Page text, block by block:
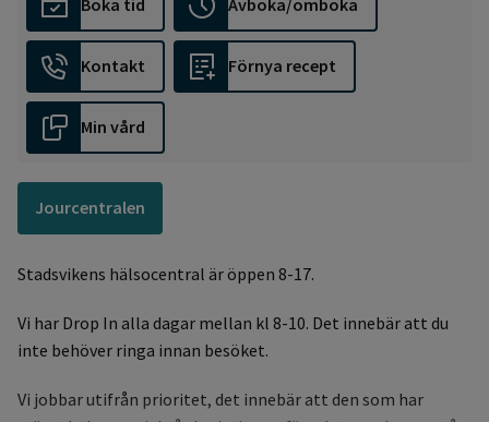
Boka tid Avboka/omboka
Kontakt Förnya recept
Min vård
Jourcentralen
Stadsvikens hälsocentral är öppen 8-17.
Vi har Drop In alla dagar mellan kl 8-10. Det innebär att du
inte behöver ringa innan besöket.
Vi jobbar utifrån prioritet, det innebär att den som har